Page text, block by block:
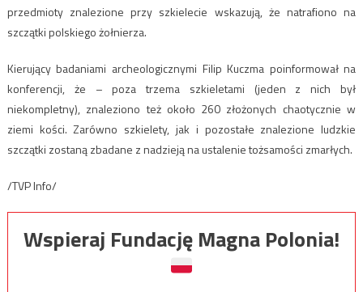
przedmioty znalezione przy szkielecie wskazują, że natrafiono na
szczątki polskiego żołnierza.
Kierujący badaniami archeologicznymi Filip Kuczma poinformował na
konferencji, że – poza trzema szkieletami (jeden z nich był
niekompletny), znaleziono też około 260 złożonych chaotycznie w
ziemi kości. Zarówno szkielety, jak i pozostałe znalezione ludzkie
szczątki zostaną zbadane z nadzieją na ustalenie tożsamości zmarłych.
/TVP Info/
Wspieraj Fundację Magna Polonia!